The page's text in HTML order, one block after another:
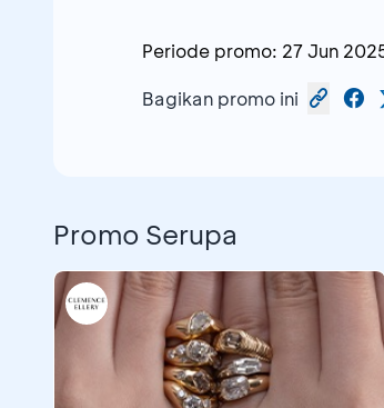
Periode promo: 27 Jun
Bagikan promo ini
Promo Serupa